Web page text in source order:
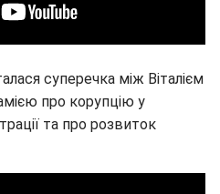
суперечка між Віталієм
про корупцію у
та про розвиток